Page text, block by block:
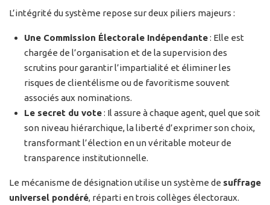
L’intégrité du système repose sur deux piliers majeurs :
Une Commission Électorale Indépendante: Elle est
chargée de l’organisation et de la supervision des
scrutins pour garantir l’impartialité et éliminer les
risques de clientélisme ou de favoritisme souvent
associés aux nominations.
Le secret du vote: Il assure à chaque agent, quel que soit
son niveau hiérarchique, la liberté d’exprimer son choix,
transformant l’élection en un véritable moteur de
transparence institutionnelle.
Le mécanisme de désignation utilise un système de suffrage
universel pondéré, réparti en trois collèges électoraux.